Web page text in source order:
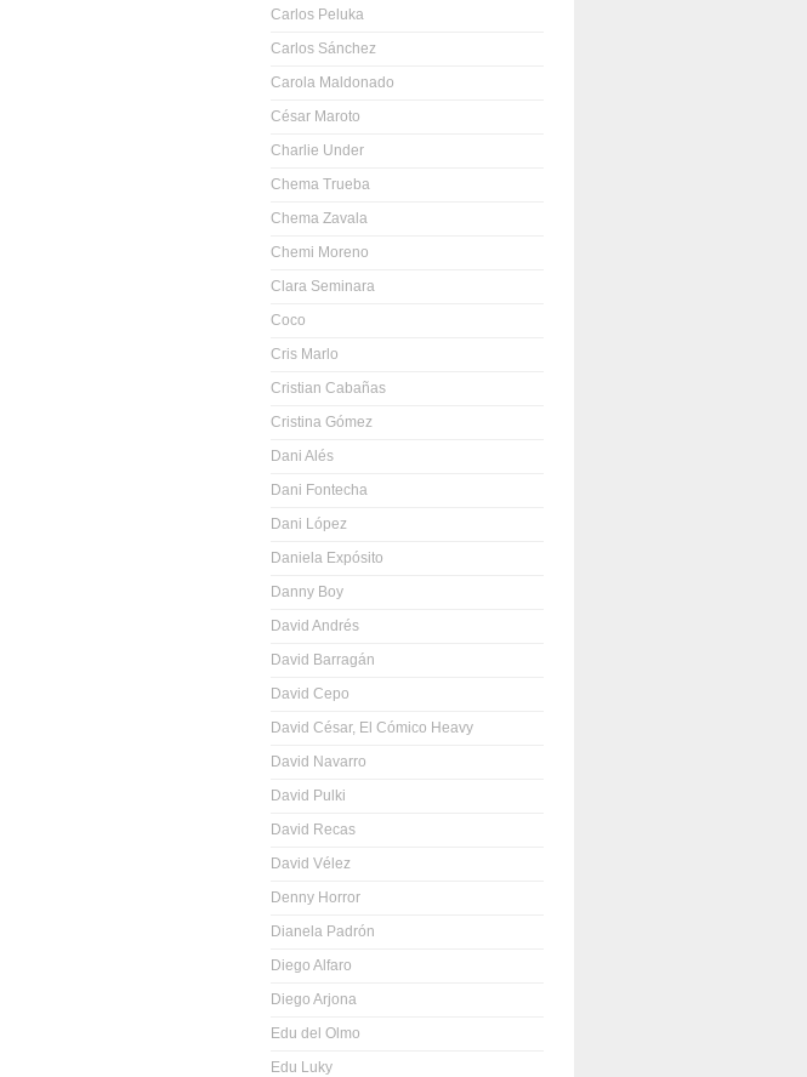
Carlos Peluka
Carlos Sánchez
Carola Maldonado
César Maroto
Charlie Under
Chema Trueba
Chema Zavala
Chemi Moreno
Clara Seminara
Coco
Cris Marlo
Cristian Cabañas
Cristina Gómez
Dani Alés
Dani Fontecha
Dani López
Daniela Expósito
Danny Boy
David Andrés
David Barragán
David Cepo
David César, El Cómico Heavy
David Navarro
David Pulki
David Recas
David Vélez
Denny Horror
Dianela Padrón
Diego Alfaro
Diego Arjona
Edu del Olmo
Edu Luky